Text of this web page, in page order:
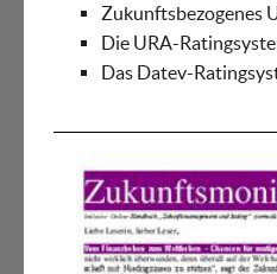
Zukunftsbezogenes
Die URA-
Das Datev-